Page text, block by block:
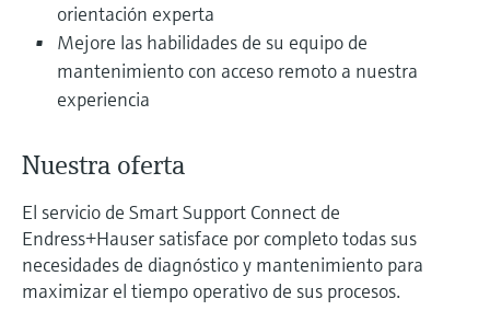
orientación experta
Mejore las habilidades de su equipo de
mantenimiento con acceso remoto a nuestra
experiencia
Nuestra oferta
El servicio de Smart Support Connect de
Endress+Hauser satisface por completo todas sus
necesidades de diagnóstico y mantenimiento para
maximizar el tiempo operativo de sus procesos.